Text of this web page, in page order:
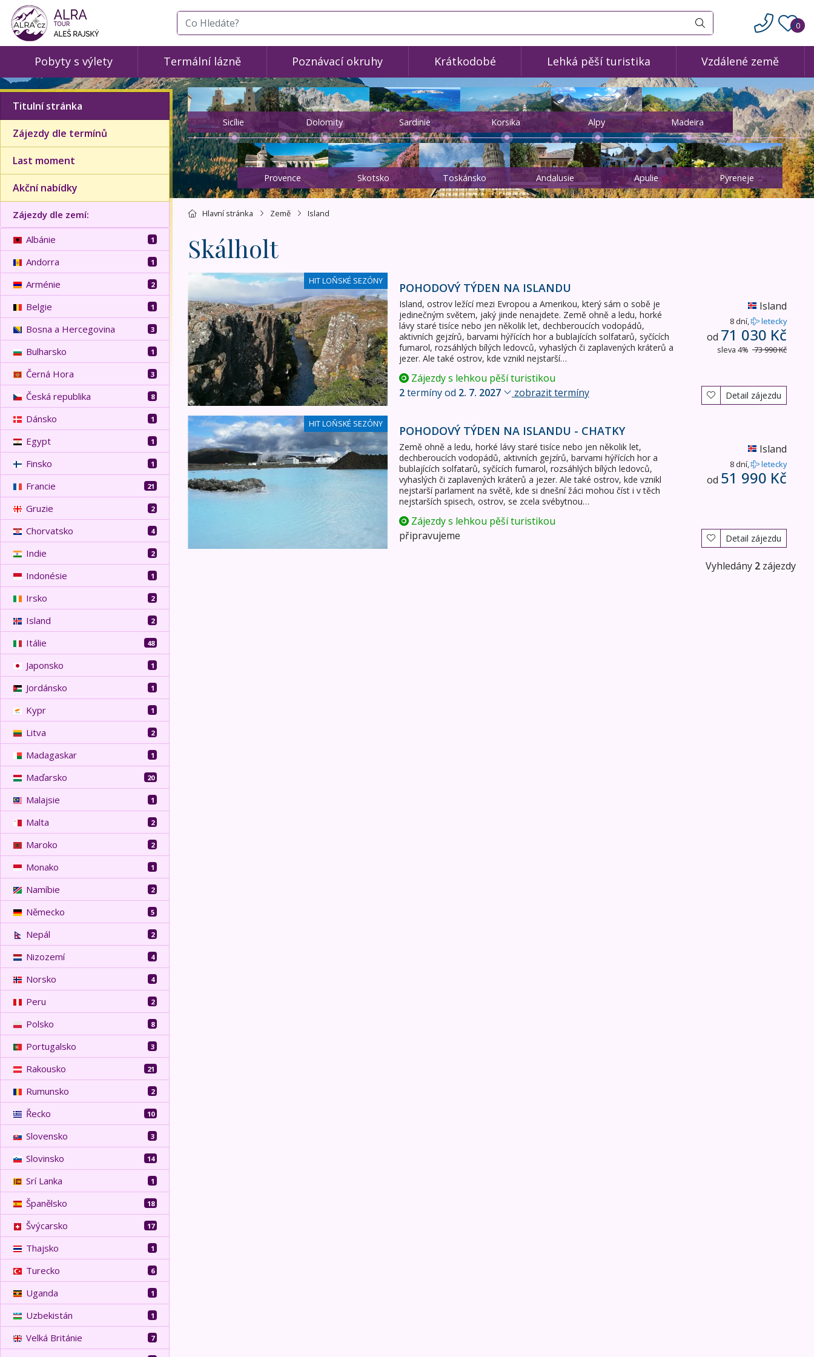
co hledáte
Vyhledat
0
Pobyty s výlety Termální lázně Poznávací okruhy Krátkodobé Lehká pěší turistika Vzdálené země
Titulní stránka
Zájezdy dle termínů
Last moment
Akční nabídky
Zájezdy dle zemí:
Albánie 1
Andorra 1
Arménie 2
Belgie 1
Bosna a Hercegovina 3
Bulharsko 1
Černá Hora 3
Česká republika 8
Dánsko 1
Egypt 1
Finsko 1
Francie 21
Gruzie 2
Chorvatsko 4
Indie 2
Indonésie 1
Irsko 2
Island 2
Itálie 48
Japonsko 1
Jordánsko 1
Kypr 1
Litva 2
Madagaskar 1
Maďarsko 20
Malajsie 1
Malta 2
Maroko 2
Monako 1
Namíbie 2
Německo 5
Nepál 2
Nizozemí 4
Norsko 4
Peru 2
Polsko 8
Portugalsko 3
Rakousko 21
Rumunsko 2
Řecko 10
Slovensko 3
Slovinsko 14
Srí Lanka 1
Španělsko 18
Švýcarsko 17
Thajsko 1
Turecko 6
Uganda 1
Uzbekistán 1
Velká Británie 7
Sicílie Dolomity Sardinie Korsika Alpy Madeira
Provence Skotsko Toskánsko Andalusie Apulie Pyreneje
Hlavní stránka Země Island
Skálholt
HIT LOŇSKÉ SEZÓNY
Pohodový týden na Islandu
POHODOVÝ TÝDEN NA ISLANDU
Island, ostrov ležící mezi Evropou a Amerikou, který sám o sobě je
jedinečným světem, jaký jinde nenajdete. Země ohně a ledu, horké
lávy staré tisíce nebo jen několik let, dechberoucích vodopádů,
aktivních gejzírů, barvami hýřících hor a bublajících solfatarů, syčících
fumarol, rozsáhlých bílých ledovců, vyhaslých či zaplavených kráterů a
jezer. Ale také ostrov, kde vznikl nejstarší…
Island
8 dní, letecky
od 71 030 Kč
sleva 4% 73 990 Kč
Zájezdy s lehkou pěší turistikou
2termíny od 2. 7. 2027 zobrazit termíny Detail zájezdu
HIT LOŇSKÉ SEZÓNY
Pohodový týden na Islandu - chatky
POHODOVÝ TÝDEN NA ISLANDU - CHATKY
Země ohně a ledu, horké lávy staré tisíce nebo jen několik let,
dechberoucích vodopádů, aktivních gejzírů, barvami hýřících hor a
bublajících solfatarů, syčících fumarol, rozsáhlých bílých ledovců,
vyhaslých či zaplavených kráterů a jezer. Ale také ostrov, kde vznikl
nejstarší parlament na světě, kde si dnešní žáci mohou číst i v těch
nejstarších spisech, ostrov, se zcela svébytnou…
Island
8 dní, letecky
od 51 990 Kč
Zájezdy s lehkou pěší turistikou
připravujeme
Detail zájezdu
Vyhledány 2 zájezdy